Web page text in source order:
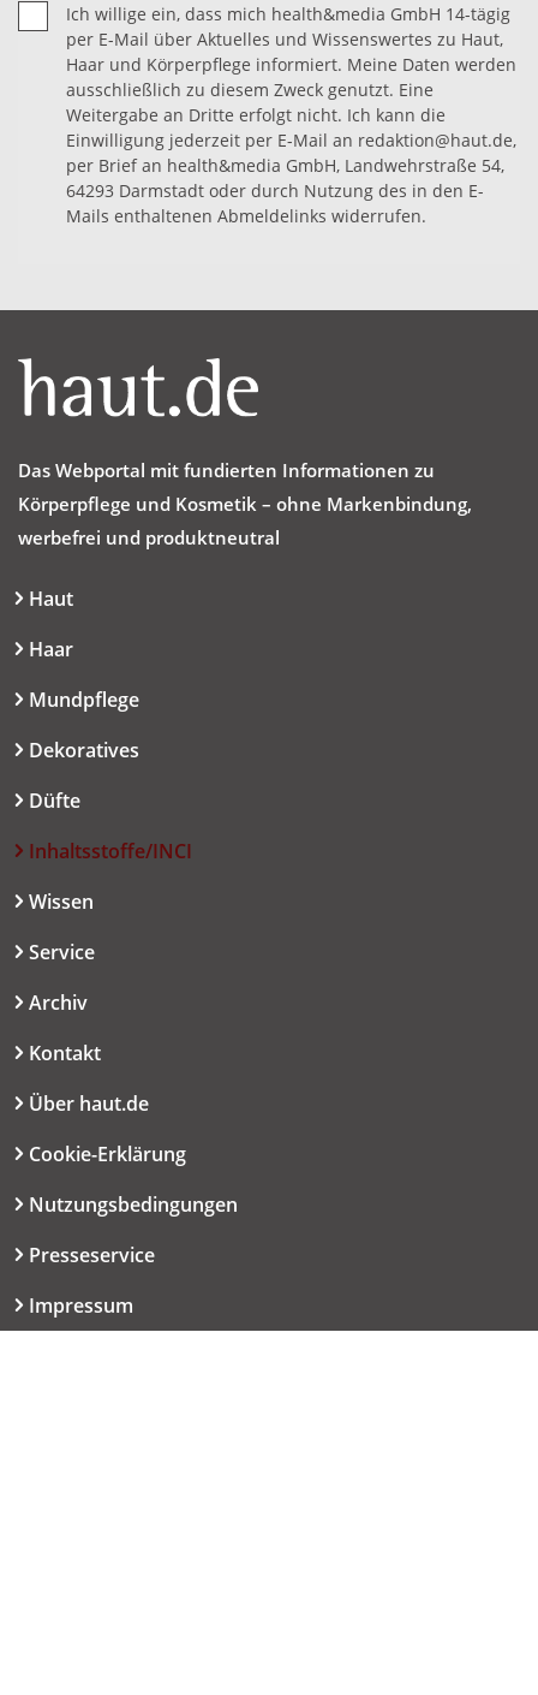
Ich willige ein, dass mich health&media GmbH 14-tägig
per E-Mail über Aktuelles und Wissenswertes zu Haut,
Haar und Körperpflege informiert. Meine Daten werden
ausschließlich zu diesem Zweck genutzt. Eine
Weitergabe an Dritte erfolgt nicht. Ich kann die
Einwilligung jederzeit per E-Mail an redaktion@haut.de,
per Brief an health&media GmbH, Landwehrstraße 54,
64293 Darmstadt oder durch Nutzung des in den E-
Mails enthaltenen Abmeldelinks widerrufen.
Das Webportal mit fundierten Informationen zu
Körperpflege und Kosmetik – ohne Markenbindung,
werbefrei und produktneutral
Haut
Haar
Mundpflege
Dekoratives
Düfte
Inhaltsstoffe/INCI
Wissen
Service
Archiv
Kontakt
Über haut.de
Cookie-Erklärung
Nutzungsbedingungen
Presseservice
Impressum